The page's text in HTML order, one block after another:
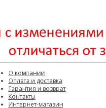
О компании
Оплата и доставка
Гарантия и возврат
Контакты
Интернет-магазин